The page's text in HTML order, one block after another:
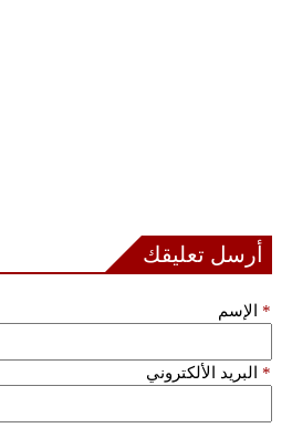
أرسل تعليقك
الإسم *
البريد الألكتروني *